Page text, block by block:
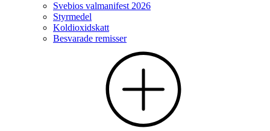
Svebios valmanifest 2026
Styrmedel
Koldioxidskatt
Besvarade remisser